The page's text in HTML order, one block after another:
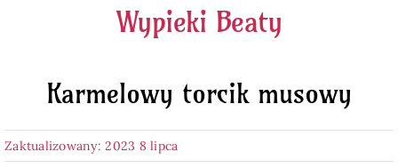
Ciasta
Desery
Wypieki Beaty
Karmelowy torcik musowy
Zaktualizowany: 2023 8 lipca